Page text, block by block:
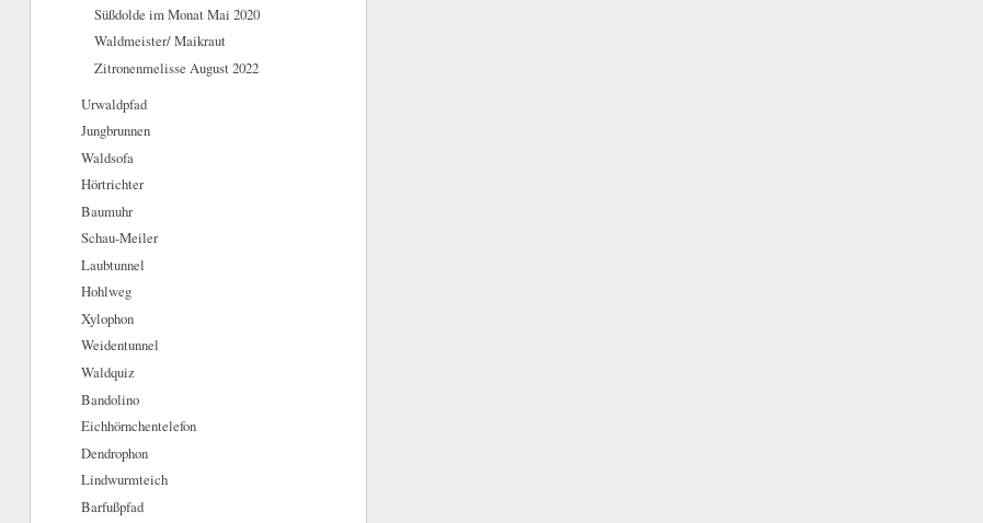
Süßdolde im Monat Mai 2020
Waldmeister/ Maikraut
Zitronenmelisse August 2022
Urwaldpfad
Jungbrunnen
Waldsofa
Hörtrichter
Baumuhr
Schau-Meiler
Laubtunnel
Hohlweg
Xylophon
Weidentunnel
Waldquiz
Bandolino
Eichhörnchentelefon
Dendrophon
Lindwurmteich
Barfußpfad